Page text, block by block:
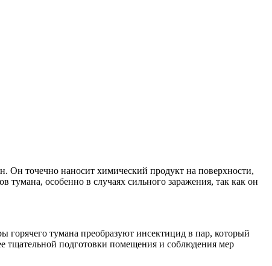
Он точечно наносит химический продукт на поверхности,
особенно в случаях сильного заражения, так как он
горячего тумана преобразуют инсектицид в пар, который
тщательной подготовки помещения и соблюдения мер